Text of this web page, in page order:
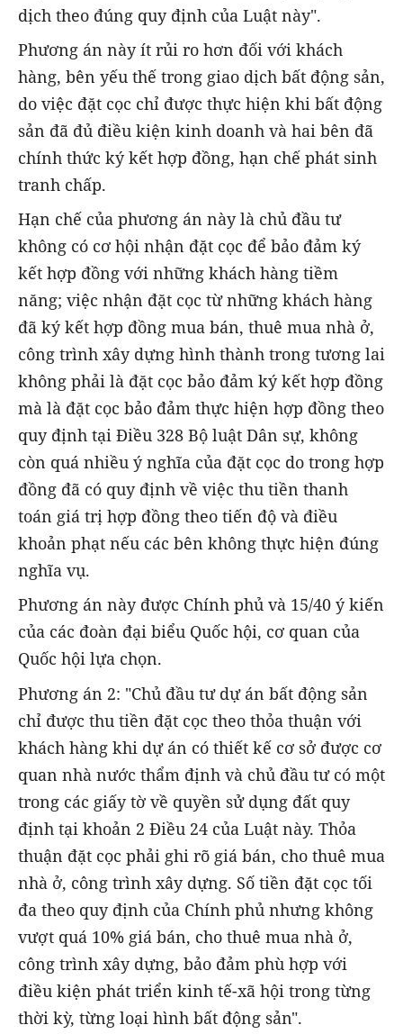
dịch theo đúng quy định của Luật này".
Phương án này ít rủi ro hơn đối với khách
hàng, bên yếu thế trong giao dịch bất động sản,
do việc đặt cọc chỉ được thực hiện khi bất động
sản đã đủ điều kiện kinh doanh và hai bên đã
chính thức ký kết hợp đồng, hạn chế phát sinh
tranh chấp.
Hạn chế của phương án này là chủ đầu tư
không có cơ hội nhận đặt cọc để bảo đảm ký
kết hợp đồng với những khách hàng tiềm
năng; việc nhận đặt cọc từ những khách hàng
đã ký kết hợp đồng mua bán, thuê mua nhà ở,
công trình xây dựng hình thành trong tương lai
không phải là đặt cọc bảo đảm ký kết hợp đồng
mà là đặt cọc bảo đảm thực hiện hợp đồng theo
quy định tại Điều 328 Bộ luật Dân sự, không
còn quá nhiều ý nghĩa của đặt cọc do trong hợp
đồng đã có quy định về việc thu tiền thanh
toán giá trị hợp đồng theo tiến độ và điều
khoản phạt nếu các bên không thực hiện đúng
nghĩa vụ.
Phương án này được Chính phủ và 15/40 ý kiến
của các đoàn đại biểu Quốc hội, cơ quan của
Quốc hội lựa chọn.
Phương án 2: "Chủ đầu tư dự án bất động sản
chỉ được thu tiền đặt cọc theo thỏa thuận với
khách hàng khi dự án có thiết kế cơ sở được cơ
quan nhà nước thẩm định và chủ đầu tư có một
trong các giấy tờ về quyền sử dụng đất quy
định tại khoản 2 Điều 24 của Luật này. Thỏa
thuận đặt cọc phải ghi rõ giá bán, cho thuê mua
nhà ở, công trình xây dựng. Số tiền đặt cọc tối
đa theo quy định của Chính phủ nhưng không
vượt quá 10% giá bán, cho thuê mua nhà ở,
công trình xây dựng, bảo đảm phù hợp với
điều kiện phát triển kinh tế-xã hội trong từng
thời kỳ, từng loại hình bất động sản".